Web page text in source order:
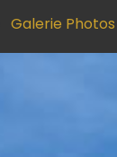
Galerie Photos